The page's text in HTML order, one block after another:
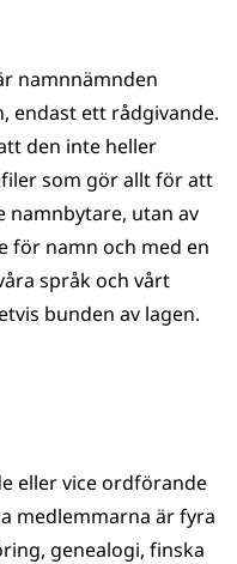
namnnämnden
endast ett rådgivande.
den inte heller
som gör allt för att
namnbytare, utan av
för namn och med en
språk och vårt
bunden av lagen.
eller vice ordförande
medlemmarna är fyra
genealogi, finska